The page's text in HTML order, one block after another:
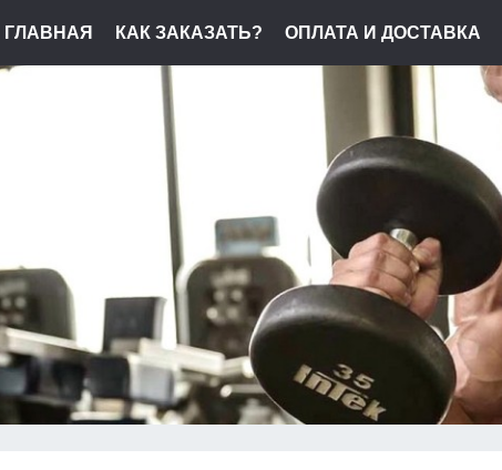
ГЛАВНАЯ КАК ЗАКАЗАТЬ? ОПЛАТА И ДОСТАВКА